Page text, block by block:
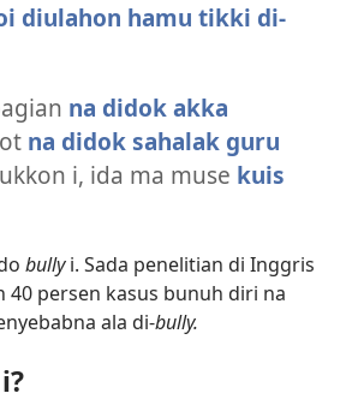
diulahon hamu tikki di-
na didok akka
na didok sahalak guru
i, ida ma muse kuis
bullyi. Sada penelitian di Inggris
40 persen kasus bunuh diri na
ala di-bully.